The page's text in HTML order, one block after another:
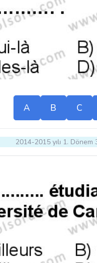
A B C
2014-2015 yılı 1. Dönem